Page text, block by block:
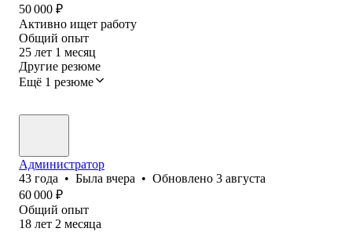
50 000 ₽
Активно ищет работу
Общий опыт
25 лет 1 месяц
Другие резюме
Ещё 1 резюме
Администратор
43 года • Была вчера • Обновлено 3 августа
60 000 ₽
Общий опыт
18 лет 2 месяца